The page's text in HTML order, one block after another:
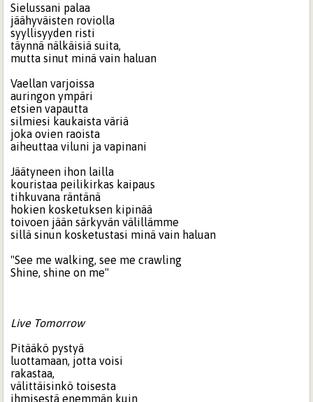
Sielussani palaa
jäähyväisten roviolla
syyllisyyden risti
täynnä nälkäisiä suita,
mutta sinut minä vain haluan
Vaellan varjoissa
auringon ympäri
etsien vapautta
silmiesi kaukaista väriä
joka ovien raoista
aiheuttaa viluni ja vapinani
Jäätyneen ihon lailla
kouristaa peilikirkas kaipaus
tihkuvana räntänä
hokien kosketuksen kipinää
toivoen jään särkyvän välillämme
sillä sinun kosketustasi minä vain haluan
"See me walking, see me crawling
Shine, shine on me"
Live Tomorrow
Pitääkö pystyä
luottamaan, jotta voisi
rakastaa,
välittäisinkö toisesta
ihmisestä enemmän kuin